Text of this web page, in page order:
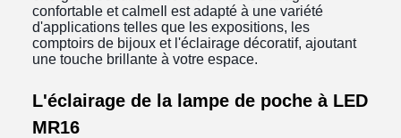
confortable et calmeIl est adapté à une variété
d'applications telles que les expositions, les
comptoirs de bijoux et l'éclairage décoratif, ajoutant
une touche brillante à votre espace.
L'éclairage de la lampe de poche à LED
MR16